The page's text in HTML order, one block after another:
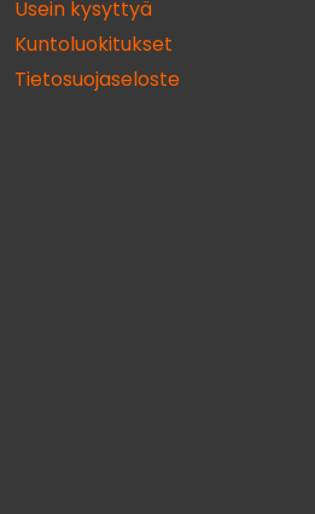
Usein kysyttyä
Kuntoluokitukset
Tietosuojaseloste